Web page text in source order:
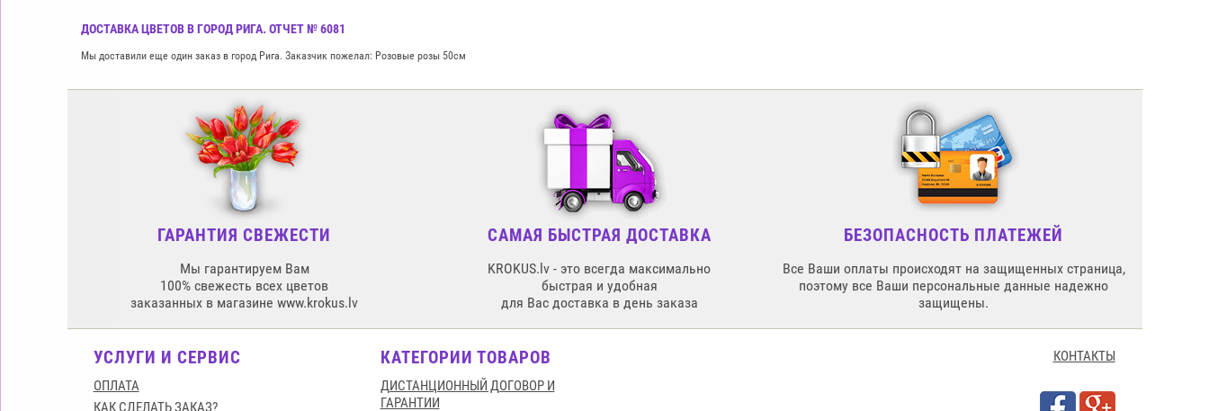
ДОСТАВКА ЦВЕТОВ В ГОРОД РИГА. ОТЧЕТ № 6081
Мы доставили еще один заказ в город Рига. Заказчик пожелал: Розовые розы 50см
ГАРАНТИЯ СВЕЖЕСТИ
Мы гарантируем Вам
100% свежесть всех цветов
заказанных в магазине www.krokus.lv
САМАЯ БЫСТРАЯ ДОСТАВКА
KROKUS.lv - это всегда максимально
быстрая и удобная
для Вас доставка в день заказа
БЕЗОПАСНОСТЬ ПЛАТЕЖЕЙ
Все Ваши оплаты происходят на защищенных страница,
поэтому все Ваши персональные данные надежно
защищены.
УСЛУГИ И СЕРВИС
ОПЛАТА
КАК СДЕЛАТЬ ЗАКАЗ?
КАТЕГОРИИ ТОВАРОВ
ДИСТАНЦИОННЫЙ ДОГОВОР И
ГАРАНТИИ
КОНТАКТЫ